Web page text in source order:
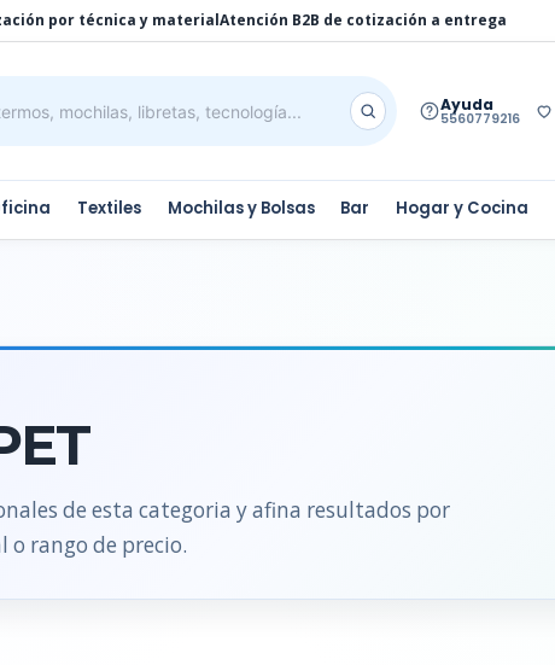
por técnica y materialAtención B2B de cotización a entrega
Ayuda
5560779216
Textiles Mochilas y Bolsas Bar Hogar y Cocina
de esta categoria y afina resultados por
rango de precio.